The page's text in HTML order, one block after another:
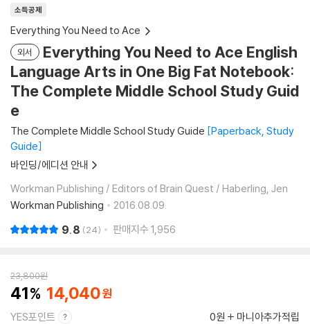
소득공제
Everything You Need to Ace
외서
Everything You Need to Ace English
Language Arts in One Big Fat Notebook:
The Complete Middle School Study Guid
e
The Complete Middle School Study Guide Paperback, Study
Guide
바인딩/에디션 안내
Workman Publishing / Editors of Brain Quest / Haberling, Jen
Workman Publishing
2016.08.09.
9.8 24 판매지수 1,956
23,800원
41 14,040
YES포인트 0원 마니아추가적립